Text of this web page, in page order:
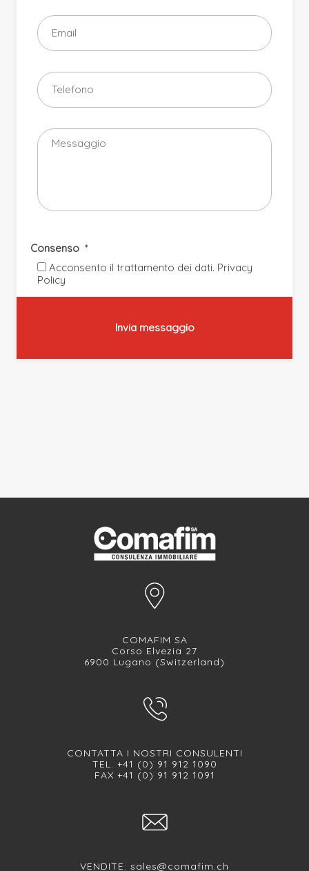
Consenso *
Acconsento il trattamento dei dati. Privacy
Policy
COMAFIM SA
Corso Elvezia 27
6900 Lugano (Switzerland)
CONTATTA I NOSTRI CONSULENTI
TEL. +41 (0) 91 912 1090
FAX +41 (0) 91 912 1091
VENDITE: sales@comafim.ch